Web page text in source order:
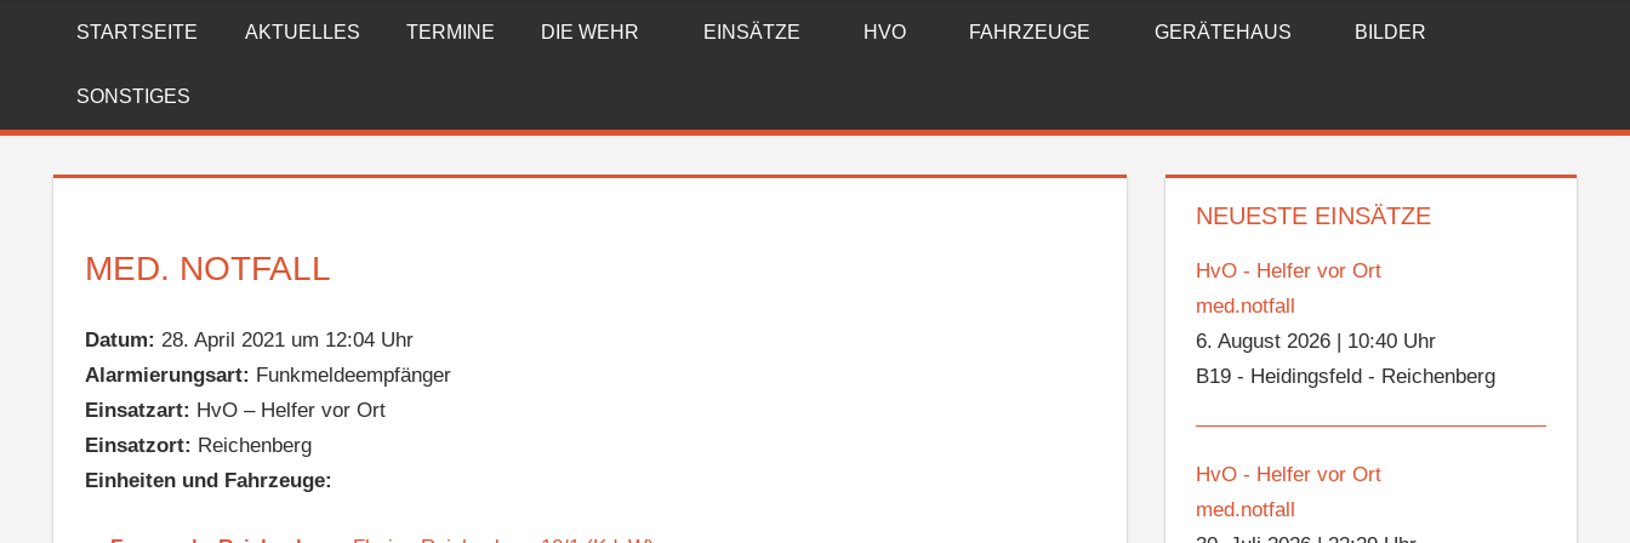
FREIWILLIGE
FEUERWEHR
REICHENBERG
STARTSEITE AKTUELLES TERMINE DIE WEHR EINSÄTZE HVO FAHRZEUGE GERÄTEHAUS BILDER
SONSTIGES
MED. NOTFALL
Datum: 28. April 2021 um 12:04 Uhr
Alarmierungsart: Funkmeldeempfänger
Einsatzart: HvO – Helfer vor Ort
Einsatzort: Reichenberg
Einheiten und Fahrzeuge:
NEUESTE EINSÄTZE
HvO - Helfer vor Ort
med.notfall
6. August 2026
10:40 Uhr
B19 - Heidingsfeld - Reichenberg
HvO - Helfer vor Ort
med.notfall